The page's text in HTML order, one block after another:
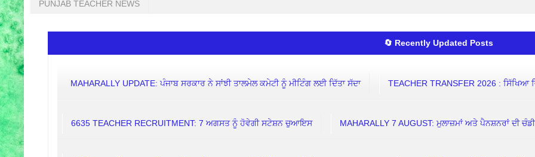
PUNJAB TEACHER NEWS
🔄 Recently Updated Posts
MAHARALLY UPDATE: ਪੰਜਾਬ ਸਰਕਾਰ ਨੇ ਸਾਂਝੀ ਤਾਲਮੇਲ ਕਮੇਟੀ ਨੂੰ ਮੀਟਿੰਗ ਲਈ ਦਿੱਤਾ ਸੱਦਾ TEACHER TRANSFER 2026 : ਸਿੱਖਿਆ
6635 TEACHER RECRUITMENT: 7 ਅਗਸਤ ਨੂੰ ਹੋਵੇਗੀ ਸਟੇਸ਼ਨ ਚੁਆਇਸ MAHARALLY 7 AUGUST: ਮੁਲਾਜ਼ਮਾਂ ਅਤੇ ਪੈਨਸ਼ਨਰਾਂ ਦੀ